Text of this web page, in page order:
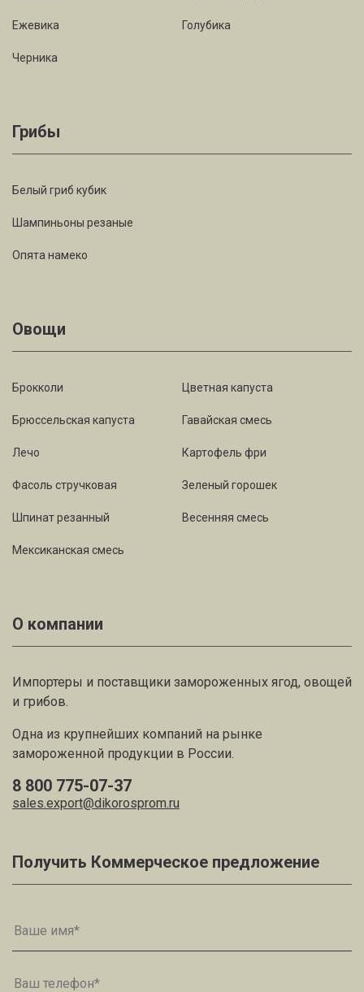
Ежевика Голубика
Черника
Грибы
Белый гриб кубик
Шампиньоны резаные
Опята намеко
О компании
Импортеры и поставщики замороженных ягод, овощей
и грибов.
Одна из крупнейших компаний на рынке
замороженной продукции в России.
8 800 775-07-37
sales.export@dikorosprom.ru
Овощи
Брокколи Цветная капуста
Брюссельская капуста Гавайская смесь
Лечо Картофель фри
Фасоль стручковая Зеленый горошек
Шпинат резанный Весенняя смесь
Мексиканская смесь
Получить Коммерческое предложение